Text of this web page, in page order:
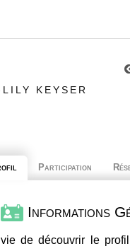
KEYSER
Participation
Informations
de découvrir le profil